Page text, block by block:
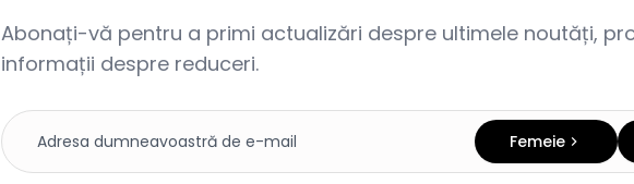
Abonați-vă pentru a primi actualizări despre ultimele noutăți,
informații despre reduceri.
Femeie